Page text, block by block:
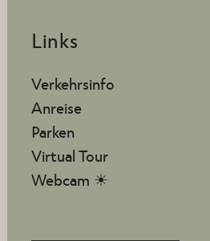
Links
Verkehrsinfo
Anreise
Parken
Virtual Tour
Webcam ☀